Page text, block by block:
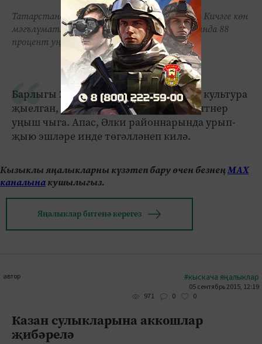
Татарстанда урып-җыю эшләре гөрләп бара. Кичәге көн
мәгълүматлары буенча, республика кырларында 88
процент уңыш җыеп алынган.
Барлыгы 2,9 миллион тонна бөртекле культура
җыелган, гектарыннан уртача 21,3 центнер
уңыш чыга. Апас, Әлки районнарында урып-
җыю эшләре инде төгәлләнеп килә.
Кызыклы яңалыкларны күзәтеп бару өчен безнеңМАХ
каналынакушылыгыз.
Яңалыклар битенә керегез
автор #кыскача яңалыклар
05 сентябрь 2015, 12:19
971
0 0
Казан сулыкларына аккошлар
җибәрелә